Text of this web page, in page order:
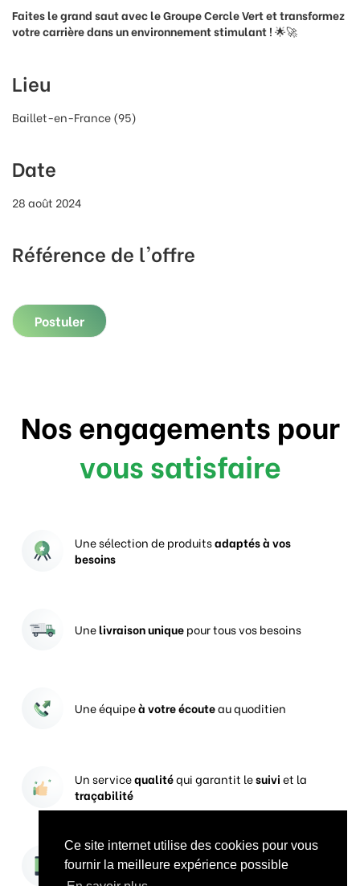
Ce site internet utilise des cookies pour vous
fournir la meilleure expérience possible
Faites le grand saut avec le Groupe Cercle Vert et transformez
votre carrière dans un environnement stimulant ! 🌟🚀
Lieu
Baillet-en-France (95)
Date
28 août 2024
Référence de l'offre
Postuler
Nos engagements pour
vous satisfaire
Une sélection de produitsadaptés à vos
besoins
Unelivraison uniquepour tous vos besoins
Une équipeà votre écouteau quoditien
Un servicequalitéqui garantit lesuiviet la
traçabilité
Vos prises de commandesouvertes 24h/24